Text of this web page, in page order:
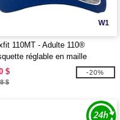
W1
110MT - Adulte 110®
réglable en maille
$
$
-20%